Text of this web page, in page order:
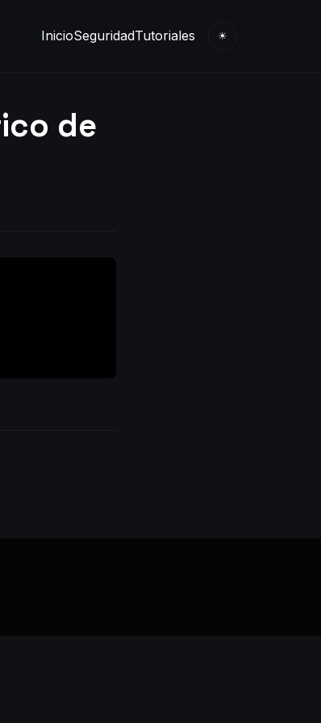
InicioSeguridadTutoriales ☀
de